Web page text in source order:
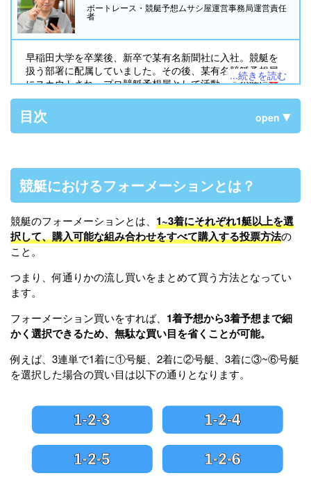
ボートレース・競艇予想ムサシ屋運営事務局運営責任
者
早稲田大学を卒業後、新卒で某有名新聞社に入社。競艇を
扱う部署に配属していました。その後、某有名競艇予想屋
にスカウトされ、プロ競艇予想屋として活動。この時に競
艇予想サイトの存在を知り「ボートレース・競艇予想ムサ
シ屋」として検証を始めることに。現在競艇歴30年を迎
え、競艇に使った金額は3,000万円を超えました。皆様に安
心して競艇を楽しんで頂けるよう日々尽力しています！
...続きを読む
目次 open
競艇におけるフォーメーションとは？
競艇のフォーメーションとは、 1~3着にそれぞれ1艇以上を選
択して、購入可能な組み合わせをすべて購入する投票方法の
こと。
つまり、何通りかの流し買いをまとめて買う方法となってい
ます。
フォーメーション買いをすれば、 1着予想から3着予想まで細
かく選択できるため、無駄な買い目を省くことが可能。
例えば、3連単で1着に①号艇、2着に②号艇、3着に③~⑥号艇
を選択した場合の買い目は以下の通りとなります。